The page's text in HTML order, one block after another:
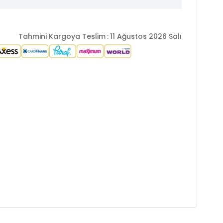
Tahmini Kargoya Teslim :11 Ağustos 2026 Salı